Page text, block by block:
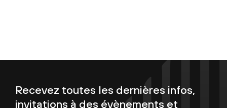
Recevez toutes les dernières infos,
invitations à des évènements et